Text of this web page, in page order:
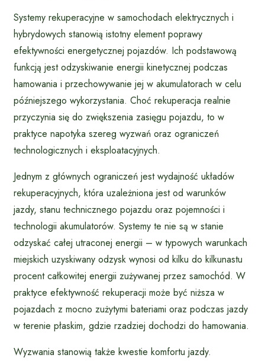
Systemy rekuperacyjne w samochodach elektrycznych i
hybrydowych stanowią istotny element poprawy
efektywności energetycznej pojazdów. Ich podstawową
funkcją jest odzyskiwanie energii kinetycznej podczas
hamowania i przechowywanie jej w akumulatorach w celu
późniejszego wykorzystania. Choć rekuperacja realnie
przyczynia się do zwiększenia zasięgu pojazdu, to w
praktyce napotyka szereg wyzwań oraz ograniczeń
technologicznych i eksploatacyjnych.
Jednym z głównych ograniczeń jest wydajność układów
rekuperacyjnych, która uzależniona jest od warunków
jazdy, stanu technicznego pojazdu oraz pojemności i
technologii akumulatorów. Systemy te nie są w stanie
odzyskać całej utraconej energii – w typowych warunkach
miejskich uzyskiwany odzysk wynosi od kilku do kilkunastu
procent całkowitej energii zużywanej przez samochód. W
praktyce efektywność rekuperacji może być niższa w
pojazdach z mocno zużytymi bateriami oraz podczas jazdy
w terenie płaskim, gdzie rzadziej dochodzi do hamowania.
Wyzwania stanowią także kwestie komfortu jazdy.